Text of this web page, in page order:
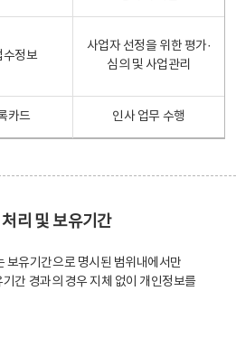
수정보
사업자 선정을 위한 평가·
심의 및 사업관리
카드 인사 업무 수행
리 및 보유기간
보유기간으로 명시된 범위내에서만
간 경과의 경우 지체 없이 개인정보를